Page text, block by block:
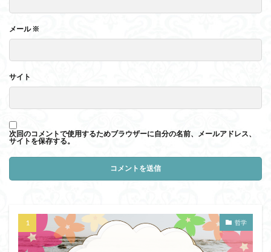
メール※
サイト
次回のコメントで使用するためブラウザーに自分の名前、メールアドレス、
サイトを保存する。
哲学